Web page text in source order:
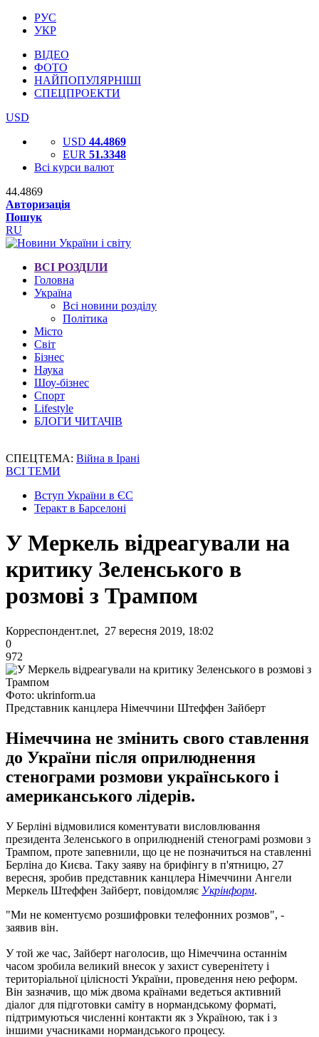
РУС
УКР
ВІДЕО
ФОТО
НАЙПОПУЛЯРНІШІ
СПЕЦПРОЕКТИ
USD
USD 44.4869
EUR 51.3348
Всі курси валют
44.4869
Авторизація
Пошук
RU
ВСІ РОЗДІЛИ
Головна
Україна
Всі новини розділу
Політика
Місто
Світ
Бізнес
Наука
Шоу-бізнес
Спорт
Lifestyle
БЛОГИ ЧИТАЧІВ
СПЕЦТЕМА: Війна в Ірані
ВСІ ТЕМИ
Вступ України в ЄС
Теракт в Барселоні
У Меркель відреагували на
критику Зеленського в
розмові з Трампом
Корреспондент.net, 27 вересня 2019, 18:02
0
972
Фото: ukrinform.ua
Представник канцлера Німеччини Штеффен Зайберт
Німеччина не змінить свого ставлення
до України після оприлюднення
стенограми розмови українського і
американського лідерів.
У Берліні відмовилися коментувати висловлювання
президента Зеленського в оприлюдненій стенограмі розмови з
Трампом, проте запевнили, що це не позначиться на ставленні
Берліна до Києва. Таку заяву на брифінгу в п'ятницю, 27
вересня, зробив представник канцлера Німеччини Ангели
Меркель Штеффен Зайберт, повідомляє Укрінформ.
"Ми не коментуємо розшифровки телефонних розмов", -
заявив він.
У той же час, Зайберт наголосив, що Німеччина останнім
часом зробила великий внесок у захист суверенітету і
територіальної цілісності України, проведення нею реформ.
Він зазначив, що між двома країнами ведеться активний
діалог для підготовки саміту в нормандському форматі,
підтримуються численні контакти як з Україною, так і з
іншими учасниками нормандського процесу.